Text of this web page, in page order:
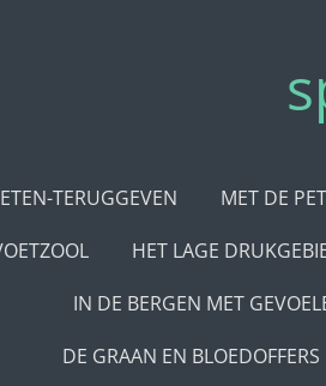
TERUGGEVEN MET DE
HET LAGE
IN DE BERGEN MET
DE GRAAN EN BLOEDOFFERS